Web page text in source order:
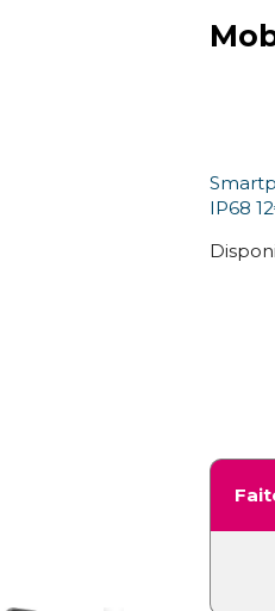
IP68